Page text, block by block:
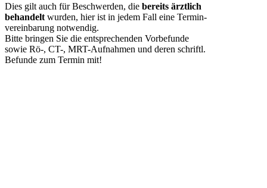
Dies gilt auch für Beschwerden, die bereits ärztlich
behandelt wurden, hier ist in jedem Fall eine Termin-
vereinbarung notwendig.
Bitte bringen Sie die entsprechenden Vorbefunde
sowie Rö-, CT-, MRT-Aufnahmen und deren schriftl.
Befunde zum Termin mit!